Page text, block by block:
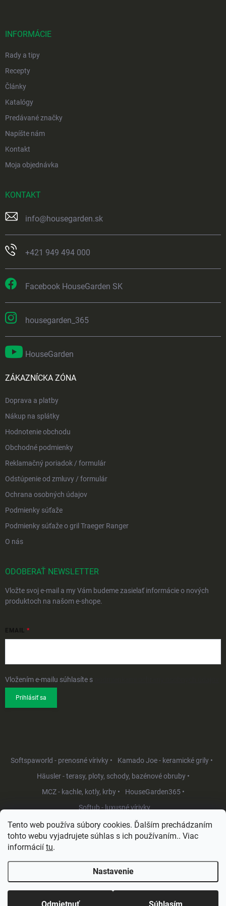
Tento web používa súbory cookies. Ďalším prechádzaním
tohto webu vyjadrujete súhlas s ich používaním.. Viac
informácií tu.
Nastavenie
INFORMÁCIE
Rady a tipy
Recepty
Články
Katalógy
Predávané značky
Napíšte nám
Kontakt
Moja objednávka
KONTAKT
info@housegarden.sk
+421 949 494 000
Facebook HouseGarden SK
housegarden_365
HouseGarden
ZÁKAZNÍCKA ZÓNA
Doprava a platby
Nákup na splátky
Hodnotenie obchodu
Obchodné podmienky
Reklamačný poriadok / formulár
Odstúpenie od zmluvy / formulár
Ochrana osobných údajov
Podmienky súťaže
Podmienky súťaže o gril Traeger Ranger
O nás
ODOBERAŤ NEWSLETTER
Vložte svoj e-mail a my Vám budeme zasielať informácie o nových
produktoch na našom e-shope.
EMAIL
Vložením e-mailu súhlasíte s
Prihlásiť sa
Softspaworld - prenosné vírivky •
Kamado Joe - keramické grily •
Häusler - terasy, ploty, schody, bazénové obruby •
MCZ - kachle, kotly, krby •
HouseGarden365 •
Softub - luxusné vírivky
Copyright 2026HouseGarden.sk. Všetky práva vyhradené.Upraviť